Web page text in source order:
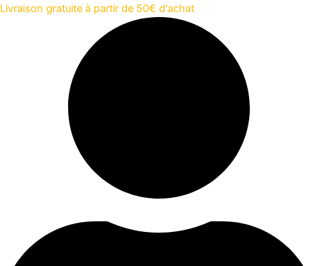
Aller
Livraison gratuite à partir de 50€ d'achat